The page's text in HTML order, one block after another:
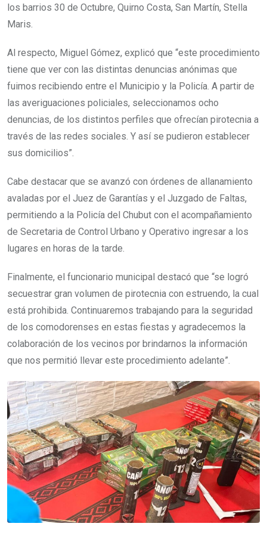
los barrios 30 de Octubre, Quirno Costa, San Martín, Stella
Maris.
Al respecto, Miguel Gómez, explicó que “este procedimiento
tiene que ver con las distintas denuncias anónimas que
fuimos recibiendo entre el Municipio y la Policía. A partir de
las averiguaciones policiales, seleccionamos ocho
denuncias, de los distintos perfiles que ofrecían pirotecnia a
través de las redes sociales. Y así se pudieron establecer
sus domicilios”.
Cabe destacar que se avanzó con órdenes de allanamiento
avaladas por el Juez de Garantías y el Juzgado de Faltas,
permitiendo a la Policía del Chubut con el acompañamiento
de Secretaria de Control Urbano y Operativo ingresar a los
lugares en horas de la tarde.
Finalmente, el funcionario municipal destacó que “se logró
secuestrar gran volumen de pirotecnia con estruendo, la cual
está prohibida. Continuaremos trabajando para la seguridad
de los comodorenses en estas fiestas y agradecemos la
colaboración de los vecinos por brindarnos la información
que nos permitió llevar este procedimiento adelante”.